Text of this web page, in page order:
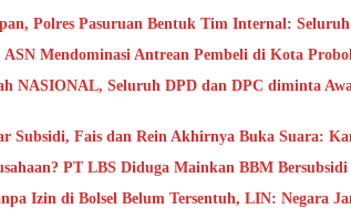
Polres Pasuruan Bentuk Tim Internal:
Mendominasi Antrean Pembeli di Kota
NASIONAL, Seluruh DPD dan DPC diminta
Subsidi, Fais dan Rein Akhirnya Buka Suara:
PT LBS Diduga Mainkan BBM
Izin di Bolsel Belum Tersentuh, LIN: Negara